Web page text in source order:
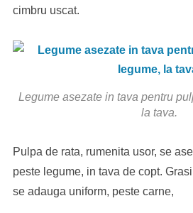
cimbru uscat.
Legume asezate in tava pentru
la tava.
Pulpa de rata, rumenita usor, se
peste legume, in tava de copt.
se adauga uniform, peste carne,